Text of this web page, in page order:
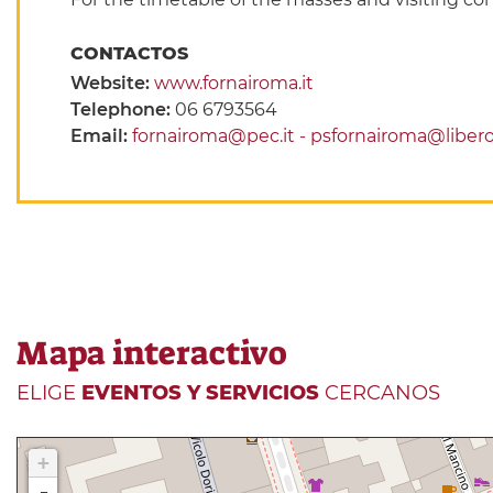
CONTACTOS
Website: www.fornairoma.it
Telephone: 06 6793564
Email: fornairoma@pec.it -
Mapa interactivo
ELIGE EVENTOS Y SERVICIOS CERCANOS
+